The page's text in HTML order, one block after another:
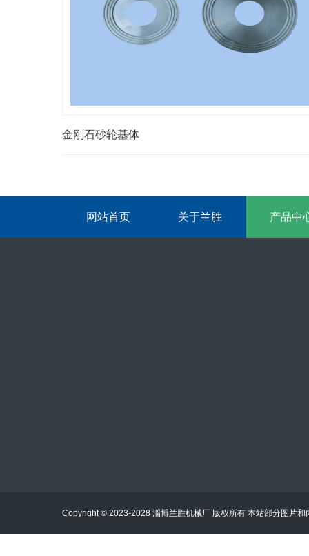
金刚石砂轮基体
网站首页 关于兰胜 产品中
Copyright © 2023-2028 淄博兰胜机械厂 版权所有 本站部分图片